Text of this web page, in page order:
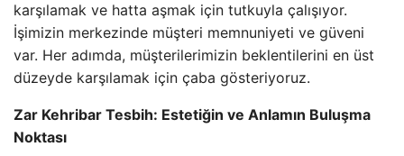
karşılamak ve hatta aşmak için tutkuyla çalışıyor.
İşimizin merkezinde müşteri memnuniyeti ve güveni
var. Her adımda, müşterilerimizin beklentilerini en üst
düzeyde karşılamak için çaba gösteriyoruz.
Zar Kehribar Tesbih: Estetiğin ve Anlamın Buluşma
Noktası